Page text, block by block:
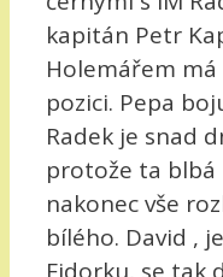
kapitán Petr
Holemářem
pozici. Pepa
Radek je snad
protože ta blbá
nakonec vše
bílého. David ,
Fidorku, se tak